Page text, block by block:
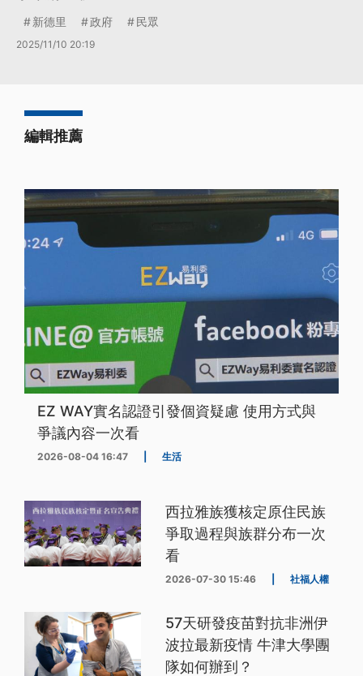
新德里 政府 民眾
2025/11/10 20:19
編輯推薦
EZ WAY實名認證引發個資疑慮 使用方式與
爭議內容一次看
2026-08-04 16:47 生活
西拉雅族獲核定原住民族
爭取過程與族群分布一次
看
2026-07-30 15:46 社福人權
57天研發疫苗對抗非洲伊
波拉最新疫情 牛津大學團
隊如何辦到？